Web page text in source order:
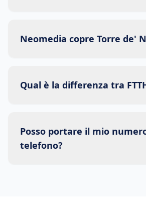
Neomedia copre Torre de'
Qual è la differenza tra
Posso portare il mio
telefono?